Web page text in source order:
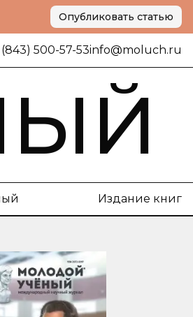
Опубликовать статью
(843) 500-57-53info@moluch.ru
Издание книг